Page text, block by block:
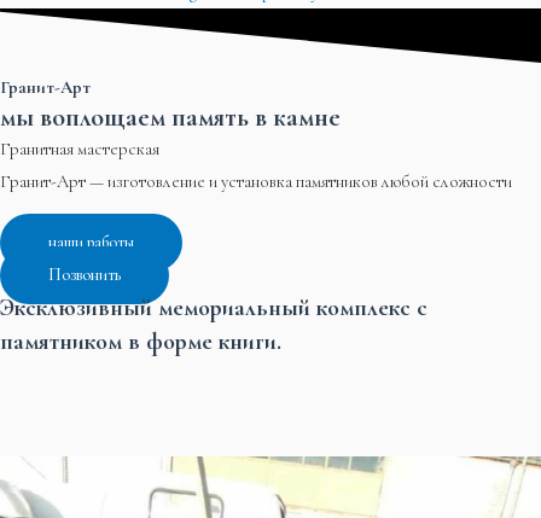
Гранит-Арт
мы воплощаем память в камне
Гранитная мастерская
Гранит-Арт — изготовление и установка памятников любой сложности
наши работы
Позвонить
Эксклюзивный мемориальный комплекс с
памятником в форме книги.